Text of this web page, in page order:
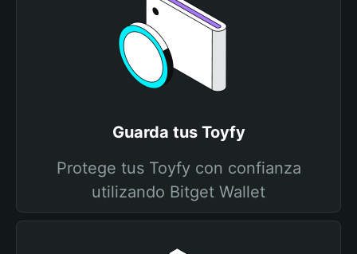
Guarda tus Toyfy
Protege tus Toyfy con confianza
utilizando Bitget Wallet